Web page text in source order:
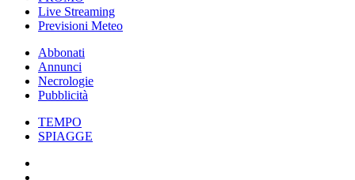
Live Streaming
Previsioni Meteo
Abbonati
Annunci
Necrologie
Pubblicità
TEMPO
SPIAGGE